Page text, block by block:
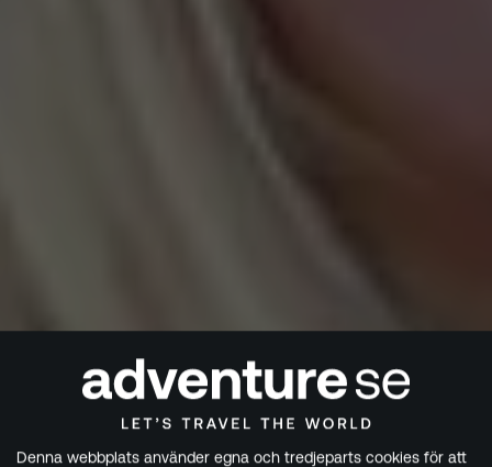
Denna webbplats använder egna och tredjeparts cookies för att